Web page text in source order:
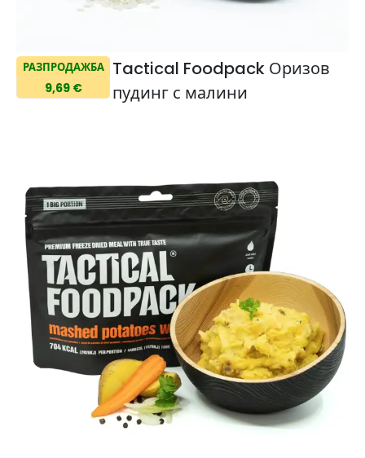
РАЗПРОДАЖБА
9,69 €
Tactical Foodpack Оризов
пудинг с малини